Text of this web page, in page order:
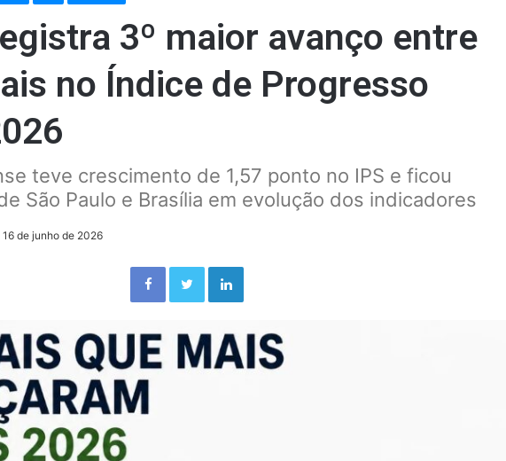
3º maior avanço entre
no Índice de Progresso
teve crescimento de 1,57 ponto no IPS e ficou
São Paulo e Brasília em evolução dos indicadores
16 de junho de 2026
FacebookTwitterLinkedin